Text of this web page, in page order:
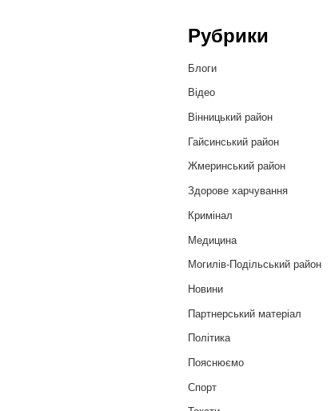
Рубрики
Блоги
Відео
Вінницький район
Гайсинський район
Жмеринський район
Здорове харчування
Кримінал
Медицина
Могилів-Подільський район
Новини
Партнерський матеріал
Політика
Пояснюємо
Спорт